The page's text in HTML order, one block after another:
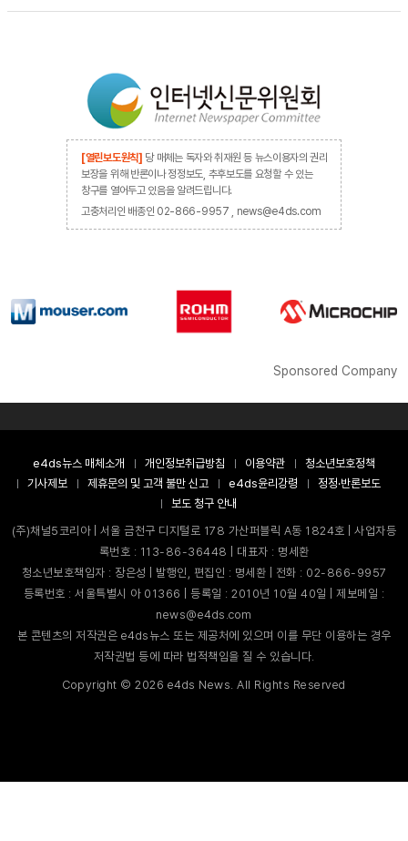
[열린보도원칙] 당 매체는 독자와 취재원 등 뉴스이용자의 권리
보장을 위해 반론이나 정정보도, 추후보도를 요청할 수 있는
창구를 열어두고 있음을 알려드립니다.
고충처리인 배종인 02-866-9957 , news@e4ds.com
Sponsored Company
e4ds뉴스 매체소개 개인정보취급방침 이용약관
청소년보호정책
기사제보
제휴문의 및 고객 불만 신고 e4ds윤리강령
정정·반론보도
보도 청구 안내
(주)채널5코리아 | 서울 금천구 디지털로 178 가산퍼블릭 A동 1824호 | 사업자등
록번호 : 113-86-36448 | 대표자 : 명세환
청소년보호책임자 : 장은성 | 발행인, 편집인 : 명세환 | 전화 : 02-866-9957
등록번호 : 서울특별시 아 01366 | 등록일 : 2010년 10월 40일 | 제보메일 :
news@e4ds.com
본 콘텐츠의 저작권은 e4ds뉴스 또는 제공처에 있으며 이를 무단 이용하는 경우
저작권법 등에 따라 법적책임을 질 수 있습니다.
Copyright ©2026 e4ds News. All Rights Reserved